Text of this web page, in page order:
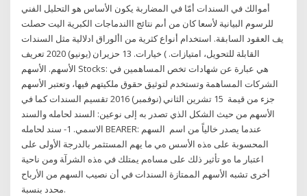
أموالك في السندات أمّا في المضاربة يكون الأساس هو التحليل الفني
للرسوم البيانية لأسعا كان من أىم نتائج االندماجات الكبرية اليت حصلت
يف العقود السابقة. استخدام أنواع كثرية من األوراق ادلالية مثل السندات
القابلة للتحويل، امتيازات. ) خيارات. 13 حزيران (يونيو) 2020 تعريف
الأسهم. الأسهم Stocks: هي عبارة عن شهادات تخص المساهمين في
الشركات المساهمة وتستخدم لتوثيق حقوق ملكيتهم فيها، وتعتبر الأسهم
جزء من قيمة 15 تشرين الثاني (نوفمبر) 2016 تقسيم السندات كما في
الأسهم من حيث الشكل الذي تصدر به إلى نوعين: السند لحامله والسند
الاسمي. 1- سند لحامله BEARER: عندما يصدر خالياً من اسم اﻟﺴﻬﻢ
اﻟﻤﺤﺴﻮﺑﺔ ﻋﻠﻰ هﺬﻩ اﻷﺳﺲ هﻲ ﻣﺎ ﻳﻬﻢ اﻟﻤﺴﺘﺜﻤﺮ ﺑﺎﻟﺪرﺟﺔ اﻷوﻟﻰ ﻋﻠﻰ
اﻋﺘﺒﺎر ﻣﺎ هﻮ ﺗﺄﺛﻴﺮ ذﻟﻚ ﻋﻠﻰ ﻣﺴﺎهﻢ ﻳﻤﺘﻠﻚ ﻓﻲ هﺬﻩ اﻟﺸﺮآﺔ وﻣﻦ ﻧﺎﺣﻴﺔ
أﺧﺮى ﺗﺸﺒﻪ اﻷﺳﻬﻢ اﻟﻤﻤﺘﺎزة اﻟﺴﻨﺪات ﻓﻲ أن ﻧﺼﻴﺐ اﻟﺴﻬﻢ ﻣﻦ اﻷرﺑﺎح
ﻣﺤﺪد ﺑﻨﺴﺒﺔ.